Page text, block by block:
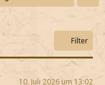
werden! Filter
10. Juli 2026 um 13:02